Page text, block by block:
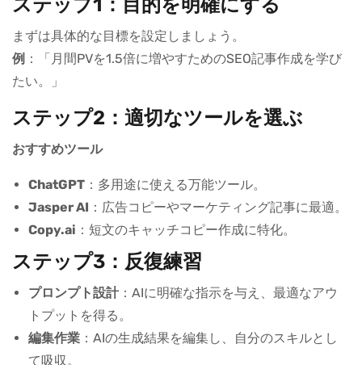
ステップ1：目的を明確にする
まずは具体的な目標を設定しましょう。
例 ：「月間PVを1.5倍に増やすためのSEO記事作成を学び
たい。」
ステップ2：適切なツールを選ぶ
おすすめツール
ChatGPT ：多用途に使える万能ツール。
Jasper AI ：広告コピーやマーケティング記事に最適。
Copy.ai ：短文のキャッチコピー作成に特化。
ステップ3：反復練習
プロンプト設計：AIに明確な指示を与え、最適なアウ
トプットを得る。
編集作業 ：AIの生成結果を編集し、自分のスキルとし
て吸収。